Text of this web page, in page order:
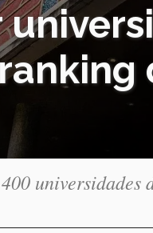
universidades